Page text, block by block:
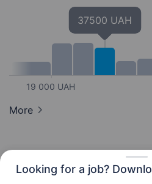
Looking for a job?
19 000 UAH
37500 UAH
More